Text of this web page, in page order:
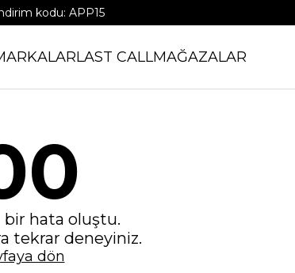
kodu: APP15
LAST CALLMAĞAZALAR
hata oluştu.
tekrar deneyiniz.
dön